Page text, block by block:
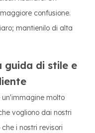
confusione.
mantienilo di alta
guida di stile e
un'immagine molto
vogliono dai nostri
i nostri revisori